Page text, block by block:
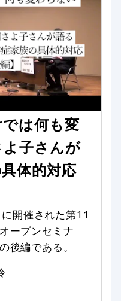
では何も変
子さんが
体的対応
開催された第11
ープンセミナ
後編である。